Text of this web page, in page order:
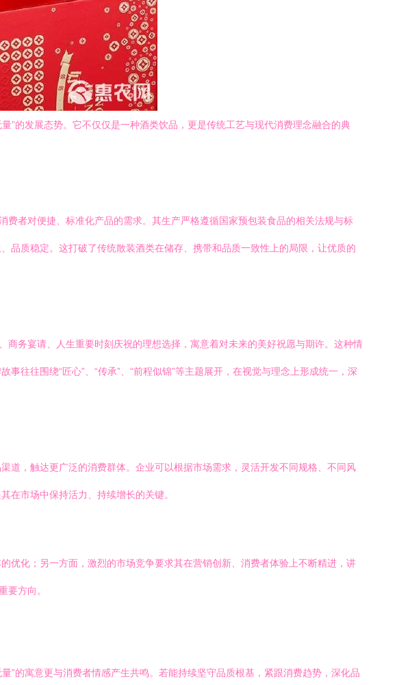
”的发展态势。它不仅仅是一种酒类饮品，更是传统工艺与现代消费理念融合的典
者对便捷、标准化产品的需求。其生产严格遵循国家预包装食品的相关法规与标
品质稳定。这打破了传统散装酒类在储存、携带和品质一致性上的局限，让优质的
务宴请、人生重要时刻庆祝的理想选择，寓意着对未来的美好祝愿与期许。这种情
往往围绕“匠心”、“传承”、“前程似锦”等主题展开，在视觉与理念上形成统一，深
道，触达更广泛的消费群体。企业可以根据市场需求，灵活开发不同规格、不同风
在市场中保持活力、持续增长的关键。
优化；另一方面，激烈的市场竞争要求其在营销创新、消费者体验上不断精进，讲
要方向。
”的寓意更与消费者情感产生共鸣。若能持续坚守品质根基，紧跟消费趋势，深化品